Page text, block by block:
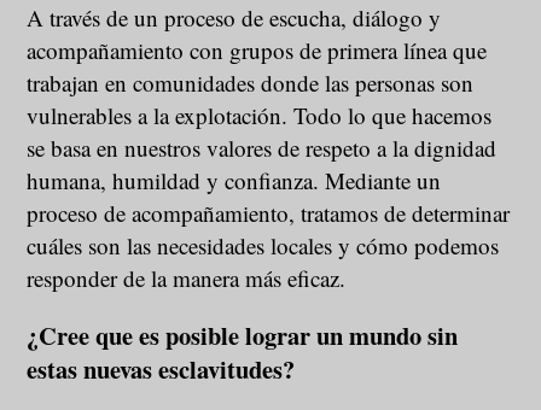
A través de un proceso de escucha, diálogo y
acompañamiento con grupos de primera línea que
trabajan en comunidades donde las personas son
vulnerables a la explotación. Todo lo que hacemos
se basa en nuestros valores de respeto a la dignidad
humana, humildad y confianza. Mediante un
proceso de acompañamiento, tratamos de determinar
cuáles son las necesidades locales y cómo podemos
responder de la manera más eficaz.
¿Cree que es posible lograr un mundo sin
estas nuevas esclavitudes?